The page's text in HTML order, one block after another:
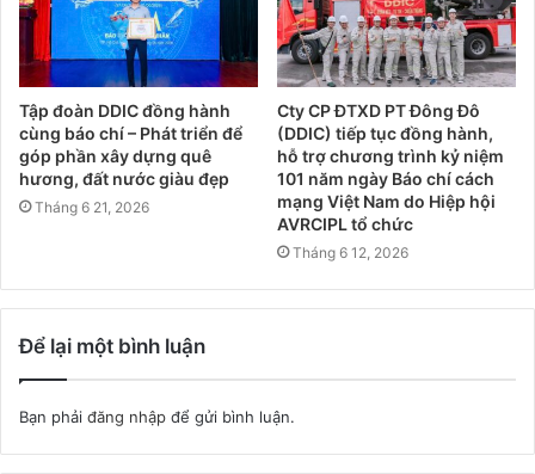
Tập đoàn DDIC đồng hành
cùng báo chí – Phát triển để
góp phần xây dựng quê
hương, đất nước giàu đẹp
Tháng 6 21, 2026
Cty CP ĐTXD PT Đông Đô
(DDIC) tiếp tục đồng hành,
hỗ trợ chương trình kỷ niệm
101 năm ngày Báo chí cách
mạng Việt Nam do Hiệp hội
AVRCIPL tổ chức
Tháng 6 12, 2026
Để lại một bình luận
Bạn phải đăng nhập để gửi bình luận.